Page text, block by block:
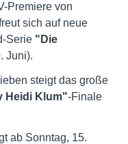
Premiere von
sich auf neue
Serie "Die
Juni).
steigt das große
Heidi Klum"-Finale
ab Sonntag, 15.